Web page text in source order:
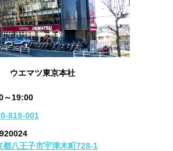
ウエマツ東京本社
～19:00
819-001
都八王子市宇津木町728-1